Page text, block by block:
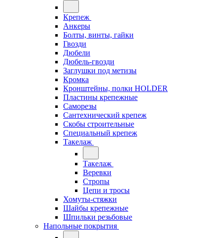
Крепеж
Анкеры
Болты, винты, гайки
Гвозди
Дюбели
Дюбель-гвозди
Заглушки под метизы
Кромка
Кронштейны, полки НОLDER
Пластины крепежные
Саморезы
Сантехнический крепеж
Скобы строительные
Специальный крепеж
Такелаж
Такелаж
Веревки
Стропы
Цепи и тросы
Хомуты-стяжки
Шайбы крепежные
Шпильки резьбовые
Напольные покрытия